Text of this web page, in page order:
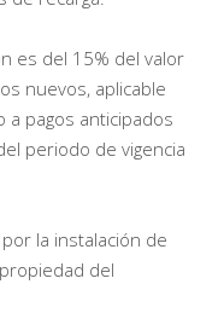
es del 15% del valor
nuevos, aplicable
pagos anticipados
periodo de vigencia
la instalación de
del